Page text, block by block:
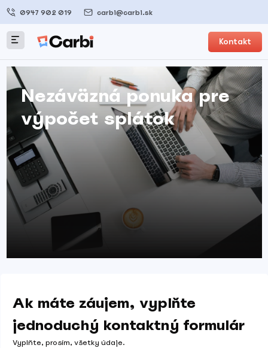
0947 902 019 carbi@carbi.sk
Kontakt
Nezáväzná ponuka pre
výpočet splátok
Ak máte záujem, vyplňte
jednoduchý kontaktný formulár
Vyplňte, prosím, všetky údaje.